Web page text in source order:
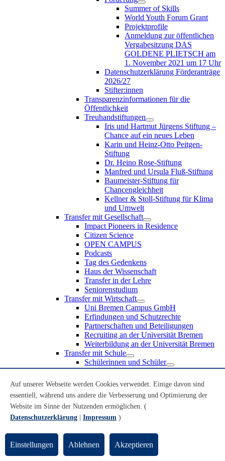
Summer of Skills
World Youth Forum Grant
Projektprofile
Anmeldung zur öffentlichen
Vergabesitzung DAS
GOLDENE PLIETSCH am
1. November 2021 um 17 Uhr
Datenschutzerklärung Förderanträge
2026/27
Stifter:innen
Transparenzinformationen für die
Öffentlichkeit
Treuhandstiftungen
Iris und Hartmut Jürgens Stiftung –
Chance auf ein neues Leben
Karin und Heinz-Otto Peitgen-
Stiftung
Dr. Heino Rose-Stiftung
Manfred und Ursula Fluß-Stiftung
Baumeister-Stiftung für
Chancengleichheit
Kellner & Stoll-Stiftung für Klima
und Umwelt
Transfer mit Gesellschaft
Impact Pioneers in Residence
Citizen Science
OPEN CAMPUS
Podcasts
Tag des Gedenkens
Haus der Wissenschaft
Transfer in der Lehre
Seniorenstudium
Transfer mit Wirtschaft
Uni Bremen Campus GmbH
Erfindungen und Schutzrechte
Partnerschaften und Beteiligungen
Recruiting an der Universität Bremen
Weiterbildung an der Universität Bremen
Transfer mit Schule
Schülerinnen und Schüler
MINT-Schnupperstudium
Schulklassen
Lehrkräfte
Gründungsunterstützung
UniTransfer - Servicestelle für Transferaktivitäten
Transferpreis der Universität Bremen
Innovation & Gründung
Public Engagement
Auf unserer Webseite werden Cookies verwendet. Einige davon sind
essentiell, während uns andere die Verbesserung und Optimierung der
Website im Sinne der Nutzenden ermöglichen. (
Datenschutzerklärung
Impressum )
Einstellungen Ablehnen Akzeptieren